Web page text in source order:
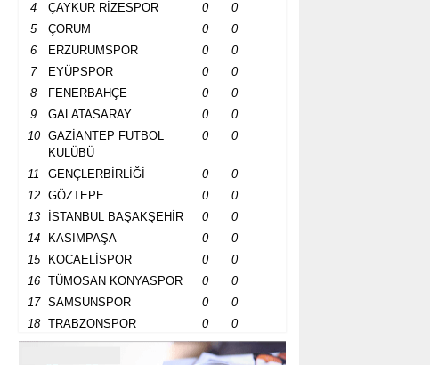
4 ÇAYKUR RİZESPOR 0
0
5
ÇORUM 0
0
6
ERZURUMSPOR 0
0
7
EYÜPSPOR 0
0
8
FENERBAHÇE 0
0
9
GALATASARAY 0
0
10
GAZİANTEP FUTBOL
KULÜBÜ
0 0
11 GENÇLERBİRLİĞİ 0
0
12
GÖZTEPE 0
0
13
İSTANBUL BAŞAKŞEHİR 0
0
14
KASIMPAŞA 0
0
15
KOCAELİSPOR 0
0
16
TÜMOSAN KONYASPOR 0
0
17
SAMSUNSPOR 0
0
18
TRABZONSPOR 0 0